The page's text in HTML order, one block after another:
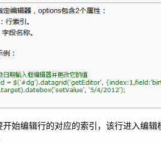
开始编辑行的对应的索引，该行进入编